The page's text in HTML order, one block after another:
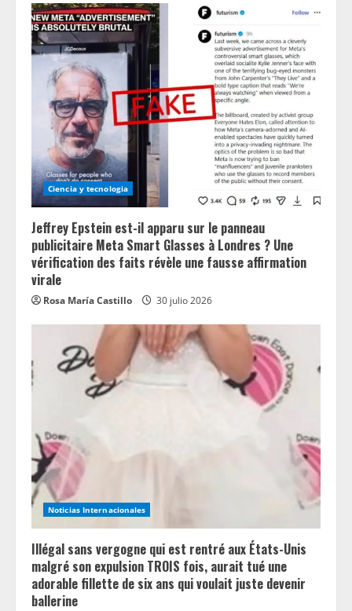
Ciencia y tecnologia
Jeffrey Epstein est-il apparu sur le panneau
publicitaire Meta Smart Glasses à Londres ? Une
vérification des faits révèle une fausse affirmation
virale
Rosa María Castillo 30 julio 2026
Noticias Internacionales
Illégal sans vergogne qui est rentré aux États-Unis
malgré son expulsion TROIS fois, aurait tué une
adorable fillette de six ans qui voulait juste devenir
ballerine